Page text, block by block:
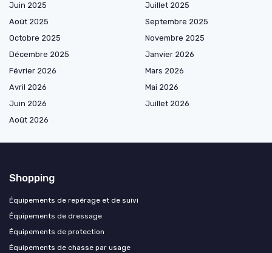
Juin 2025
Juillet 2025
Août 2025
Septembre 2025
Octobre 2025
Novembre 2025
Décembre 2025
Janvier 2026
Février 2026
Mars 2026
Avril 2026
Mai 2026
Juin 2026
Juillet 2026
Août 2026
Shopping
Équipements de repérage et de suivi
Équipements de dressage
Équipements de protection
Équipements de chasse par usage